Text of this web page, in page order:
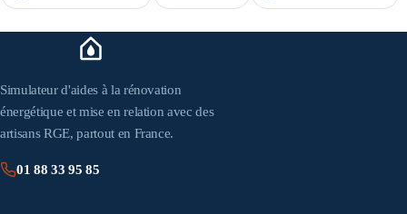
Simulateur d'aides à la rénovation
énergétique et mise en relation avec des
artisans RGE, partout en France.
01 88 33 95 85